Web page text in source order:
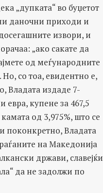
„дупката“ во буџетот
даночни приходи и
извори, и
„ако сакате да
од меѓународните
со тоа, евидентно е,
Владата издаде 7-
купене за 467,5
од 3,975%, што се
поконкретно, Владата
на Македонија
држави, славејќи
да не задолжи по